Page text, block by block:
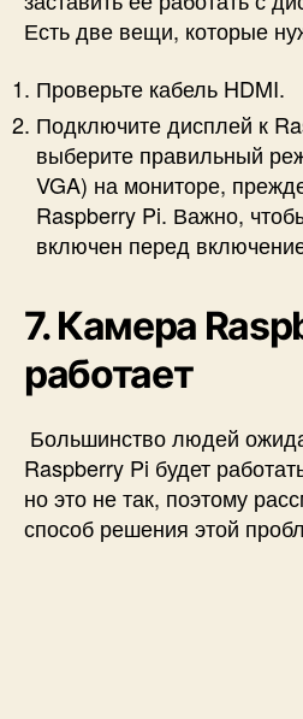
Есть две вещи, которые
Проверьте кабель HDMI.
Подключите дисплей к
выберите правильный
VGA) на мониторе,
Raspberry Pi. Важно,
включен перед
7. Камера
работает
Большинство людей
Raspberry Pi будет
но это не так, поэтому
способ решения этой